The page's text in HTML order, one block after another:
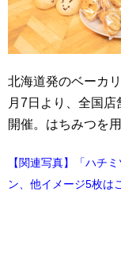
北海道発のベーカ
月7日より、全国
開催。はちみつを
【関連写真】「ハチ
ン、他イメージ5枚は